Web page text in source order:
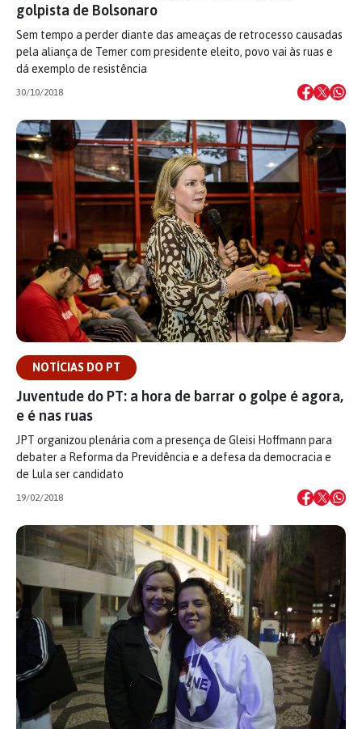
golpista de Bolsonaro
Sem tempo a perder diante das ameaças de retrocesso causadas
pela aliança de Temer com presidente eleito, povo vai às ruas e
dá exemplo de resistência
30/10/2018
NOTÍCIAS DO PT
Juventude do PT: a hora de barrar o golpe é agora,
e é nas ruas
JPT organizou plenária com a presença de Gleisi Hoffmann para
debater a Reforma da Previdência e a defesa da democracia e
de Lula ser candidato
19/02/2018